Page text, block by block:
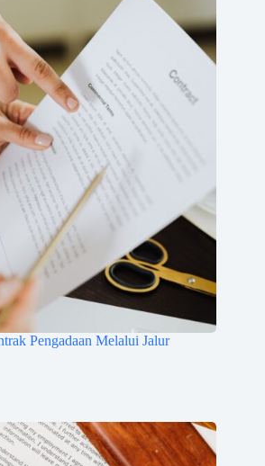
Pengadaan Melalui Jalur